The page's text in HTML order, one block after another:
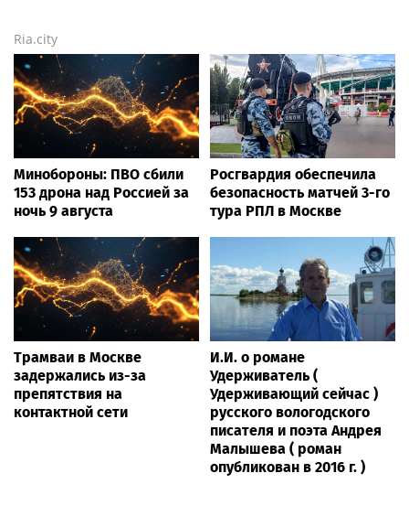
Ria.city
Минобороны: ПВО сбили
153 дрона над Россией за
ночь 9 августа
Росгвардия обеспечила
безопасность матчей 3-го
тура РПЛ в Москве
Трамваи в Москве
задержались из-за
препятствия на
контактной сети
И.И. о романе
Удерживатель (
Удерживающий сейчас )
русского вологодского
писателя и поэта Андрея
Малышева ( роман
опубликован в 2016 г. )